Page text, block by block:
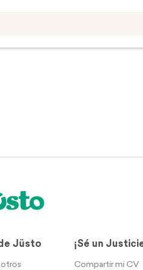
Jüsto ¡Sé un
Compartir mi CV